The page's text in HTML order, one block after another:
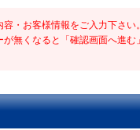
・お客様情報をご入力下さい。
が無くなると「確認画面へ進む